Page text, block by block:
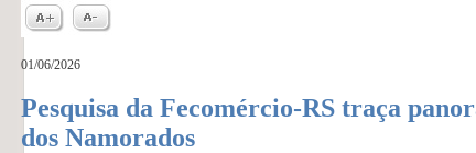
01/06/2026
Pesquisa da Fecomércio-RS traça
dos Namorados